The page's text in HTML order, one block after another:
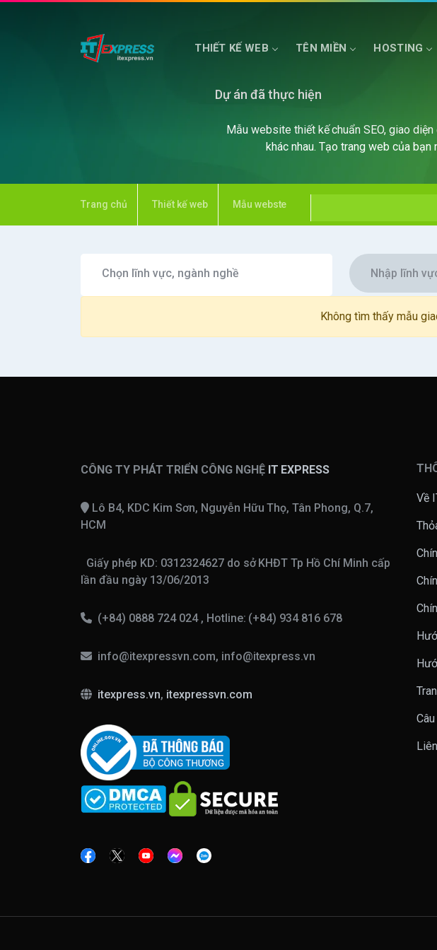
THIẾT KẾ WEB TÊN MIỀN HOSTING
HOSTING ASP.NET
MÁY CHỦ PHỔ THÔNG
Dự án đã thực hiện
Mẫu website thiết kế chuẩn SEO, giao
khác nhau. Tạo trang web của
Trang chủ Thiết kế web Mẫu webste
Chọn lĩnh vực, ngành nghề
Không tìm thấy mẫu
CÔNG TY PHÁT TRIỂN CÔNG NGHỆ IT EXPRESS
Lô B4, KDC Kim Sơn, Nguyễn Hữu Thọ, Tân Phong, Q.7,
HCM
Giấy phép KD: 0312324627 do sở KHĐT Tp Hồ Chí Minh cấp
lần đầu ngày 13/06/2013
(+84) 0888 724 024 , Hotline: (+84) 934 816 678
info@itexpressvn.com, info@itexpress.vn
itexpress.vn, itexpressvn.com
Về